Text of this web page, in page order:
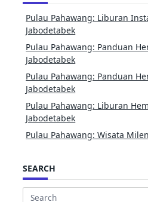
Pulau Pahawang: Liburan
Jabodetabek
Pulau Pahawang: Panduan
Jabodetabek
Pulau Pahawang: Panduan
Jabodetabek
Pulau Pahawang: Liburan
Jabodetabek
Pulau Pahawang: Wisata
SEARCH